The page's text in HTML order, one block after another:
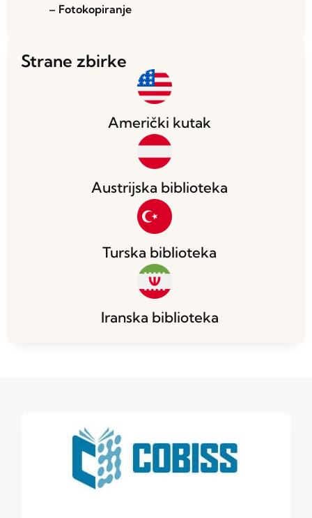
– Fotokopiranje
Strane zbirke
Američki kutak
Austrijska biblioteka
Turska biblioteka
Iranska biblioteka